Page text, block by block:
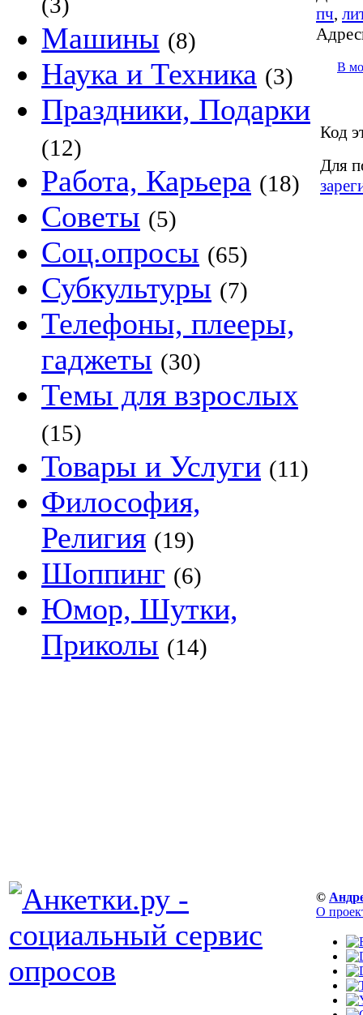
Машины (8)
Наука и Техника (3)
Праздники, Подарки
(12)
Работа, Карьера (18)
Советы (5)
Соц.опросы (65)
Субкультуры (7)
Телефоны, плееры,
гаджеты (30)
Темы для взрослых
(15)
Товары и Услуги (11)
Философия,
Религия (19)
Шоппинг (6)
Юмор, Шутки,
Приколы (14)
пч,
В
Код
Для
©
О